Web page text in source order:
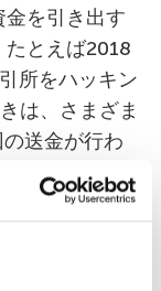
金を引き出す
たとえば2018
所をハッキン
は、さまざま
送金が行わ